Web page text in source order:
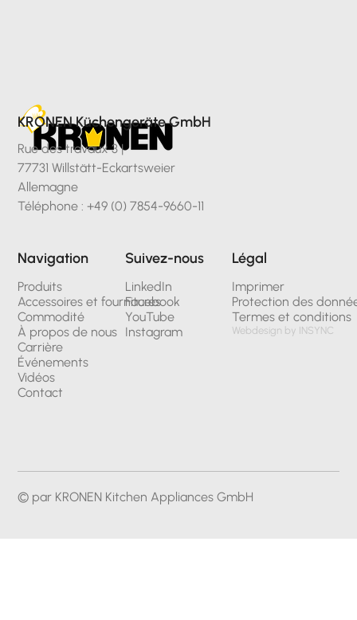
© par KRONEN Kitchen Appliances GmbH
KRONEN Küchengeräte GmbH
Rue des travaux 3 |
77731 Willstätt-Eckartsweier
Allemagne
Téléphone : +49 (0) 7854-9660-11
Navigation
Produits
Accessoires et fournitures
Commodité
À propos de nous
Carrière
Événements
Vidéos
Contact
Suivez-nous
LinkedIn
Facebook
YouTube
Instagram
Légal
Imprimer
Protection des
Termes et conditions
Webdesign by INSYNC